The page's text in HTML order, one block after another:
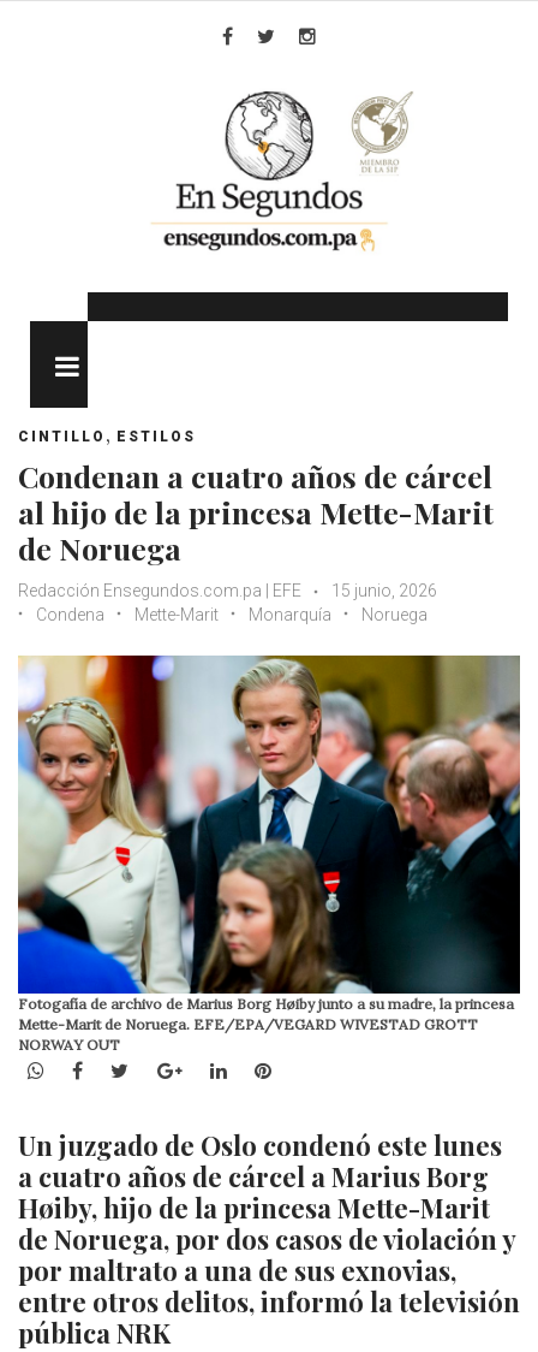
CINTILLO , ESTILOS
Condenan a cuatro años de cárcel
al hijo de la princesa Mette-Marit
de Noruega
Redacción Ensegundos.com.pa | EFE
15 junio, 2026
Condena
Mette-Marit Monarquía Noruega
Fotogafía de archivo de Marius Borg Høiby junto a su madre, la princesa
Mette-Marit de Noruega. EFE/EPA/VEGARD WIVESTAD GROTT
NORWAY OUT
WhatsApp
Facebook
TwitterGoogle+LinkedInPinterest
Un juzgado de Oslo condenó este lunes
a cuatro años de cárcel a Marius Borg
Høiby, hijo de la princesa Mette-Marit
de Noruega, por dos casos de violación y
por maltrato a una de sus exnovias,
entre otros delitos, informó la televisión
pública NRK